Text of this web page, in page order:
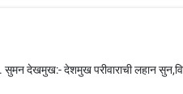
सुमन देखमुख:- देशमुख परीवाराची लहान